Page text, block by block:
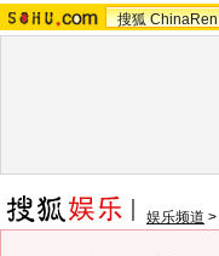
搜狐 ChinaRen
娱乐频道 >